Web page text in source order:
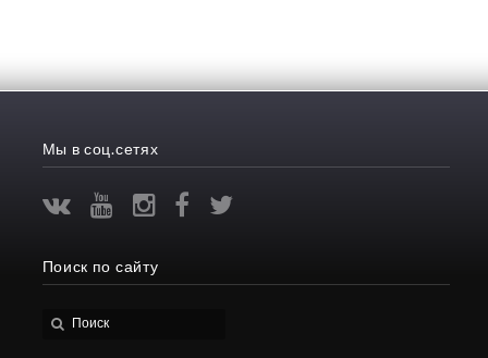
Мы в соц.сетях
Поиск по сайту